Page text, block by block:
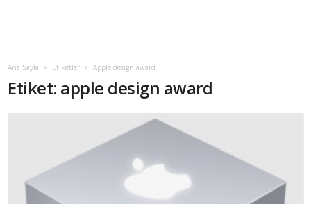
Ana Sayfa Etiketler Apple design award
Etiket: apple design award